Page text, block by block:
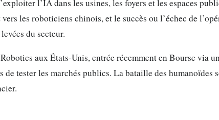
l’IA dans les usines, les foyers et les espaces
les roboticiens chinois, et le succès ou l’échec de
du secteur.
aux États-Unis, entrée récemment en Bourse via
tester les marchés publics. La bataille des humanoïdes